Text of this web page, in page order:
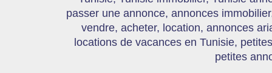
passer une annonce, annonces
vendre, acheter, location, annonces
locations de vacances en Tunisie,
petites